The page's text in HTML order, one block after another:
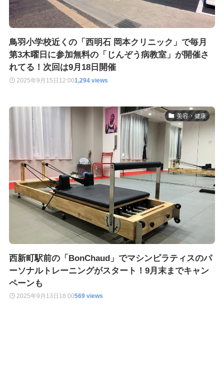
鳥羽小学校近くの「西明石 岡本クリニック」で毎月
第3木曜日に参加無料の「じんぞう病教室」が開催さ
れてる！次回は9月18日開催
2025年9月15日 12:001,294 views
美容・健康
西新町駅前の「BonChaud」でマシンピラティスのパ
ーソナルトレーニングがスタート！9月末までキャン
ペーンも
2025年9月13日 18:00569 views